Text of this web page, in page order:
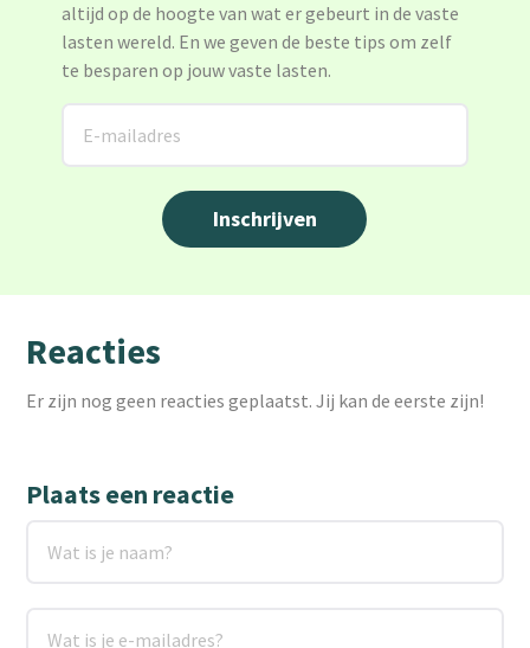
altijd op de hoogte van wat er gebeurt in de vaste
lasten wereld. En we geven de beste tips om zelf
te besparen op jouw vaste lasten.
Reacties
Er zijn nog geen reacties geplaatst. Jij kan de eerste zijn!
Plaats een reactie